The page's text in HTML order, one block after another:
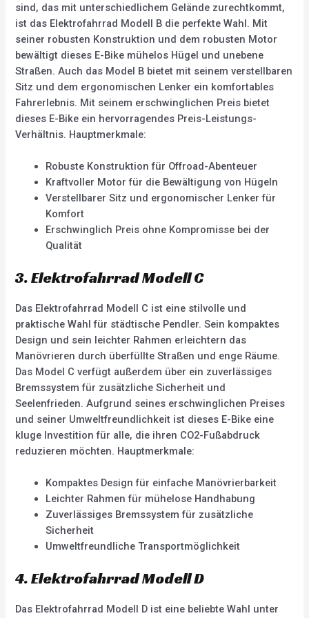
sind, das mit unterschiedlichem Gelände zurechtkommt,
ist das Elektrofahrrad Modell B die perfekte Wahl. Mit
seiner robusten Konstruktion und dem robusten Motor
bewältigt dieses E-Bike mühelos Hügel und unebene
Straßen. Auch das Model B bietet mit seinem verstellbaren
Sitz und dem ergonomischen Lenker ein komfortables
Fahrerlebnis. Mit seinem erschwinglichen Preis bietet
dieses E-Bike ein hervorragendes Preis-Leistungs-
Verhältnis. Hauptmerkmale:
Robuste Konstruktion für Offroad-Abenteuer
Kraftvoller Motor für die Bewältigung von Hügeln
Verstellbarer Sitz und ergonomischer Lenker für
Komfort
Erschwinglich Preis ohne Kompromisse bei der
Qualität
3. Elektrofahrrad Modell C
Das Elektrofahrrad Modell C ist eine stilvolle und
praktische Wahl für städtische Pendler. Sein kompaktes
Design und sein leichter Rahmen erleichtern das
Manövrieren durch überfüllte Straßen und enge Räume.
Das Model C verfügt außerdem über ein zuverlässiges
Bremssystem für zusätzliche Sicherheit und
Seelenfrieden. Aufgrund seines erschwinglichen Preises
und seiner Umweltfreundlichkeit ist dieses E-Bike eine
kluge Investition für alle, die ihren CO2-Fußabdruck
reduzieren möchten. Hauptmerkmale:
Kompaktes Design für einfache Manövrierbarkeit
Leichter Rahmen für mühelose Handhabung
Zuverlässiges Bremssystem für zusätzliche
Sicherheit
Umweltfreundliche Transportmöglichkeit
4. Elektrofahrrad Modell D
Das Elektrofahrrad Modell D ist eine beliebte Wahl unter